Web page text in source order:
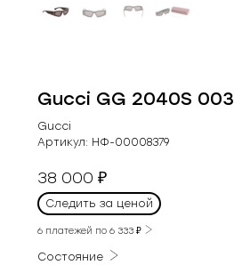
Gucci GG 2040S 003
Gucci
Артикул: НФ-00008379
38 000₽
Следить за ценой
6 платежей по6 333₽
Состояние